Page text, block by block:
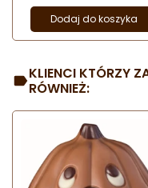
Dodaj do koszyka
KLIENCI KTÓRZY
RÓWNIEŻ: